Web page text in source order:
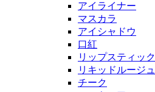
アイライナー
マスカラ
アイシャドウ
口紅
リップスティック
リキッドルージュ
チーク